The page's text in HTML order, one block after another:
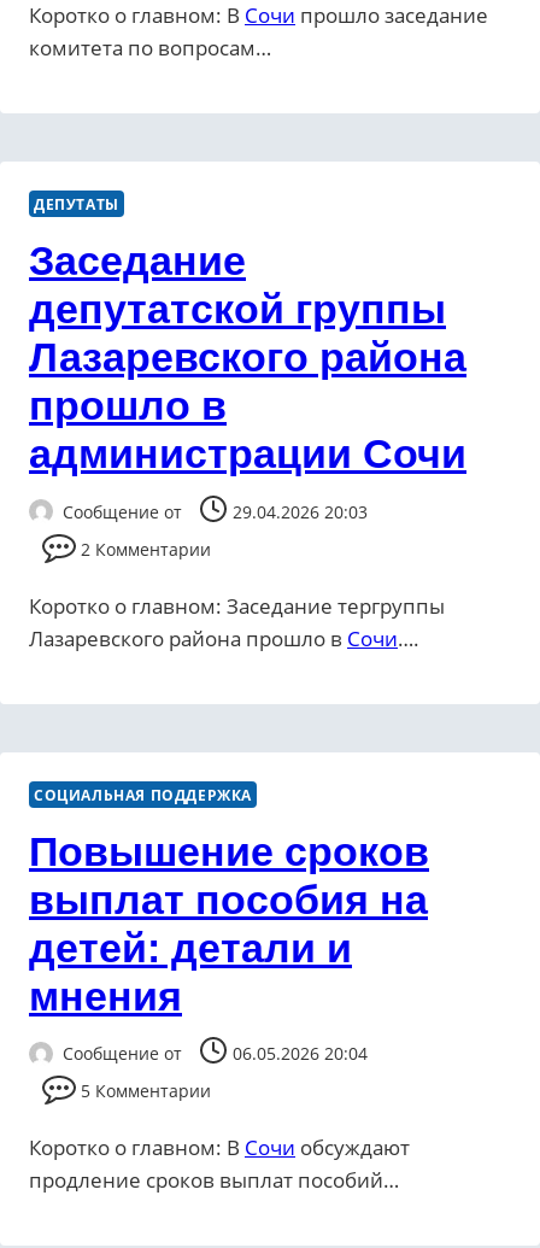
Коротко о главном: В Сочи прошло заседание
комитета по вопросам…
ДЕПУТАТЫ
Заседание
депутатской группы
Лазаревского района
прошло в
администрации Сочи
Сообщение от
29.04.2026 20:03
2 Комментарии
Коротко о главном: Заседание тергруппы
Лазаревского района прошло в Сочи….
СОЦИАЛЬНАЯ ПОДДЕРЖКА
Повышение сроков
выплат пособия на
детей: детали и
мнения
Сообщение от
06.05.2026 20:04
5 Комментарии
Коротко о главном: В Сочи обсуждают
продление сроков выплат пособий…